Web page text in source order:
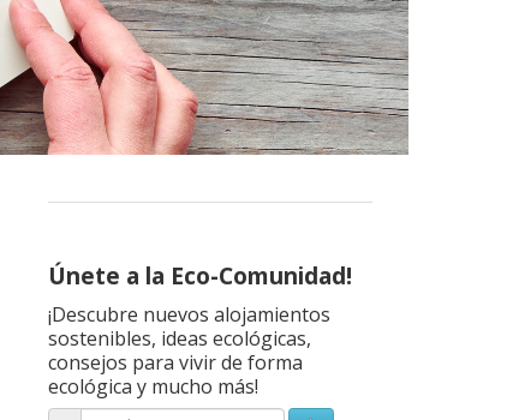
Únete a la Eco-Comunidad!
¡Descubre nuevos alojamientos
sostenibles, ideas ecológicas,
consejos para vivir de forma
ecológica y mucho más!